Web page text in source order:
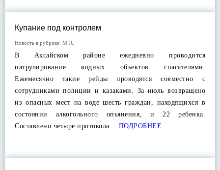
Купание под контролем
Новость в рубрике: МЧС
В Аксайском районе ежедневно проводится
патрулирование водных объектов спасателями.
Ежемесячно такие рейды проводятся совместно с
сотрудниками полиции и казаками. За июль возвращено
из опасных мест на воде шесть граждан, находящихся в
состоянии алкогольного опьянения, и 22 ребенка.
Составлено четыре протокола… ПОДРОБНЕЕ